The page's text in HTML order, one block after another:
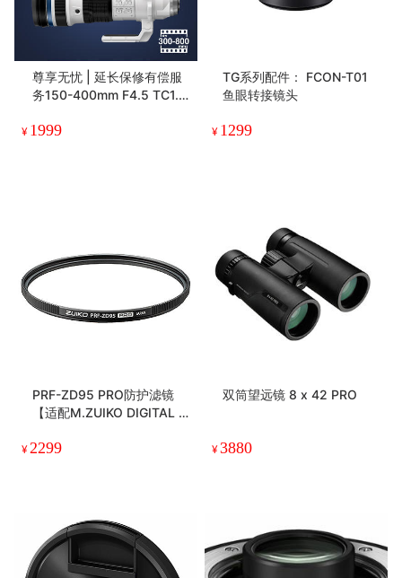
尊享无忧 | 延长保修有偿服
务150-400mm F4.5 TC1.2
购买服务赠送奥之心原装10
¥ 1999
TG系列配件： FCON-T01
鱼眼转接镜头
¥ 1299
PRF-ZD95 PRO防护滤镜
【适配M.ZUIKO DIGITAL E
5x IS PRO】
¥ 2299
双筒望远镜 8 x 42 PRO
¥3880